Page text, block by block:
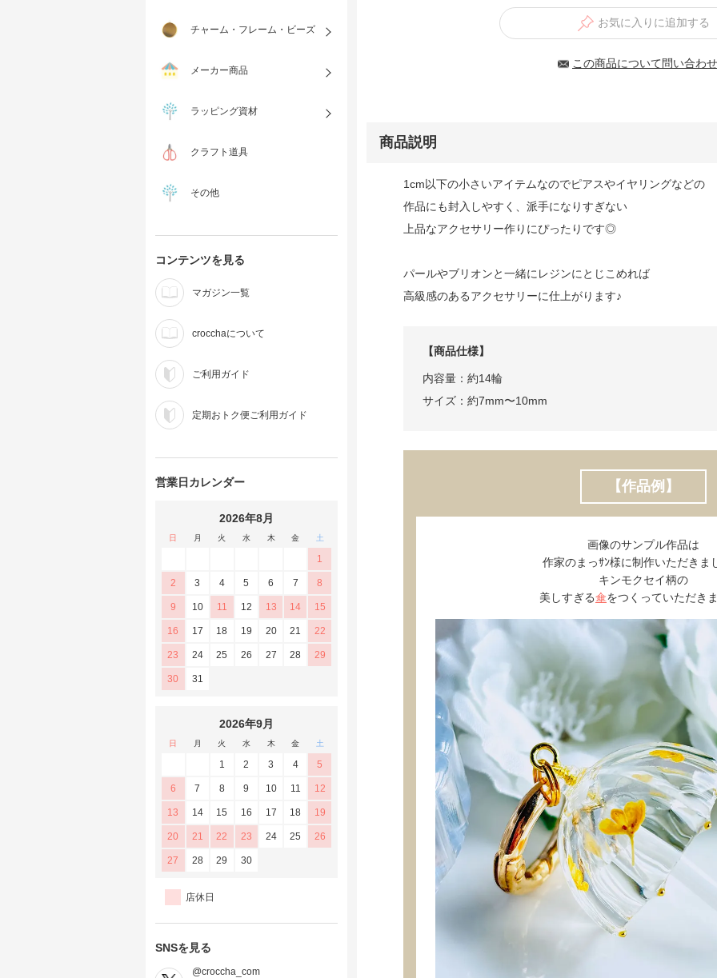
チャーム・フレーム・ビーズ
メーカー商品
ラッピング資材
クラフト道具
その他
コンテンツを見る
マガジン一覧
crocchaについて
ご利用ガイド
定期おトク便ご利用ガイド
営業日カレンダー
2026年8月
日 月 火 水 木 金 土
1
2 3 4 5 6 7 8
9 10 11 12 13 14 15
16 17 18 19 20 21 22
23 24 25 26 27 28 29
30 31
2026年9月
日 月 火 水 木 金 土
1 2 3 4 5
6 7 8 9 10 11 12
13 14 15 16 17 18 19
20 21 22 23 24 25 26
27 28 29 30
店休日
SNSを見る
@croccha_com
お気に入りに追加する
この商品について問い合わ
商品説明
1cm以下の小さいアイテムなのでピアスやイヤリングなどの
作品にも封入しやすく、派手になりすぎない
上品なアクセサリー作りにぴったりです◎
パールやブリオンと一緒にレジンにとじこめれば
高級感のあるアクセサリーに仕上がります♪
【商品仕様】
内容量：約14輪
サイズ：約7mm〜10mm
【作品例】
画像のサンプル作品は
作家のまっｻﾝ様に制作いただきま
キンモクセイ柄の
美しすぎる傘をつくっていただき